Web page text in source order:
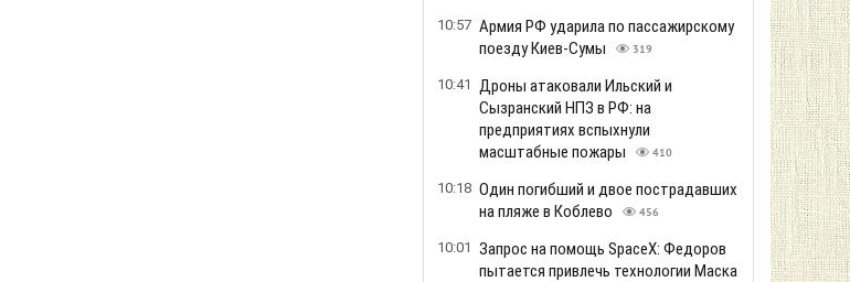
10:57 Армия РФ ударила по пассажирскому
поезду Киев-Сумы
319
10:41 Дроны атаковали Ильский и
Сызранский НПЗ в РФ: на
предприятиях вспыхнули
масштабные пожары
410
10:18 Один погибший и двое пострадавших
на пляже в Коблево
456
10:01 Запрос на помощь SpaceX: Федоров
пытается привлечь технологии Маска